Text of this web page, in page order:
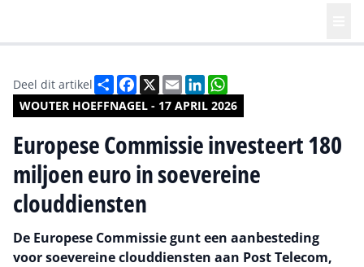
WOUTER HOEFFNAGEL - 17 APRIL 2026
Deel dit artikel DeelFacebook
X EmailLinkedIn
Europese Commissie investeert 180
miljoen euro in soevereine
clouddiensten
De Europese Commissie gunt een aanbesteding
voor soevereine clouddiensten aan Post Telecom,